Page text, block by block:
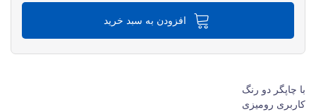
افزودن به سبد خرید
با چاپگر دو رنگ
کاربری رومیزی